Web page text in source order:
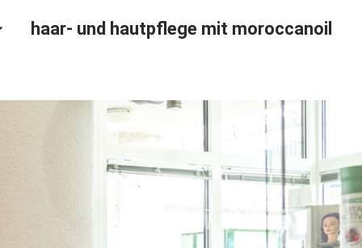
haar- und hautpflege mit moroccanoil